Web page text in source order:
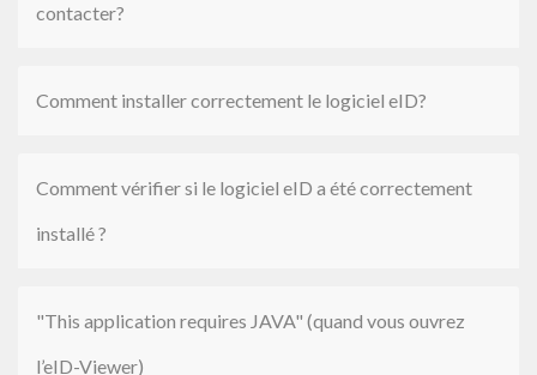
contacter?
Comment installer correctement le logiciel eID?
Comment vérifier si le logiciel eID a été correctement
installé ?
"This application requires JAVA" (quand vous ouvrez
l’eID-Viewer)